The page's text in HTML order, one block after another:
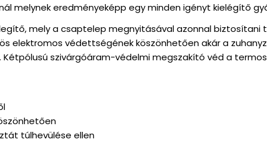
melynek eredményeképp egy minden igényt kielégítő
mely a csaptelep megnyitásával azonnal
elektromos védettségének köszönhetően akár a
szivárgóáram-védelmi megszakító véd a
túlhevülése ellen